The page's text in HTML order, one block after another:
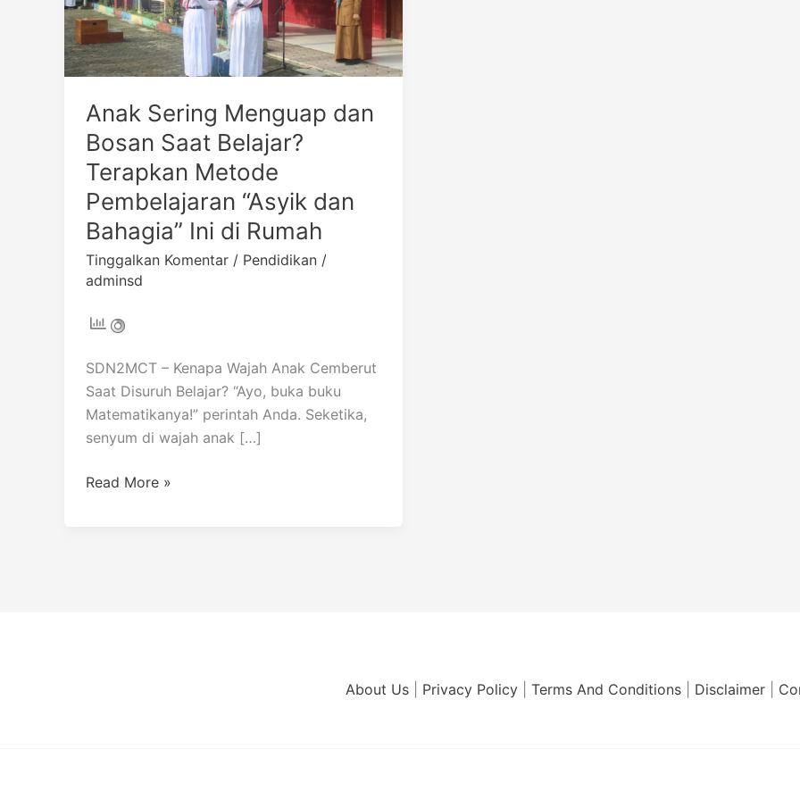
Anak Sering Menguap dan
Bosan Saat Belajar?
Terapkan Metode
Pembelajaran “Asyik dan
Bahagia” Ini di Rumah
Tinggalkan Komentar / Pendidikan /
adminsd
SDN2MCT – Kenapa Wajah Anak Cemberut
Saat Disuruh Belajar? “Ayo, buka buku
Matematikanya!” perintah Anda. Seketika,
senyum di wajah anak […]
Terapkan
Metode
Pembelajaran
dan
Bahagia”
Ini
Rumah
Read More »
About Us| Privacy Policy| Terms And Conditions| Disclaimer|